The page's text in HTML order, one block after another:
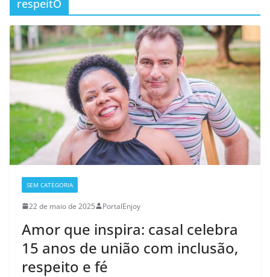
respeitO
SEM CATEGORIA
22 de maio de 2025 PortalEnjoy
Amor que inspira: casal celebra
15 anos de união com inclusão,
respeito e fé